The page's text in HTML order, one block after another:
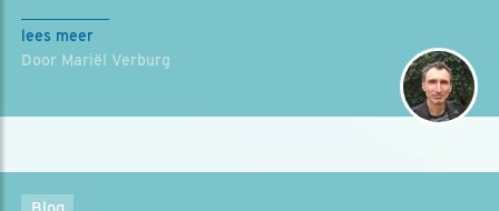
lees meer
Door Mariël Verburg
Blog